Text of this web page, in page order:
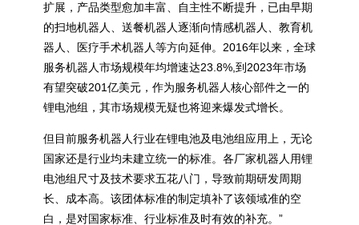
扩展，产品类型愈加丰富、自主性不断提升，已由早期
的扫地机器人、送餐机器人逐渐向情感机器人、教育机
器人、医疗手术机器人等方向延伸。2016年以来，全球
服务机器人市场规模年均增速达23.8%,到2023年市场
有望突破201亿美元，作为服务机器人核心部件之一的
锂电池组，其市场规模无疑也将迎来爆发式增长。
但目前服务机器人行业在锂电池及电池组应用上，无论
国家还是行业均未建立统一的标准。各厂家机器人用锂
电池组尺寸及技术要求五花八门，导致前期研发周期
长、成本高。该团体标准的制定填补了该领域准的空
白，是对国家标准、行业标准及时有效的补充。”